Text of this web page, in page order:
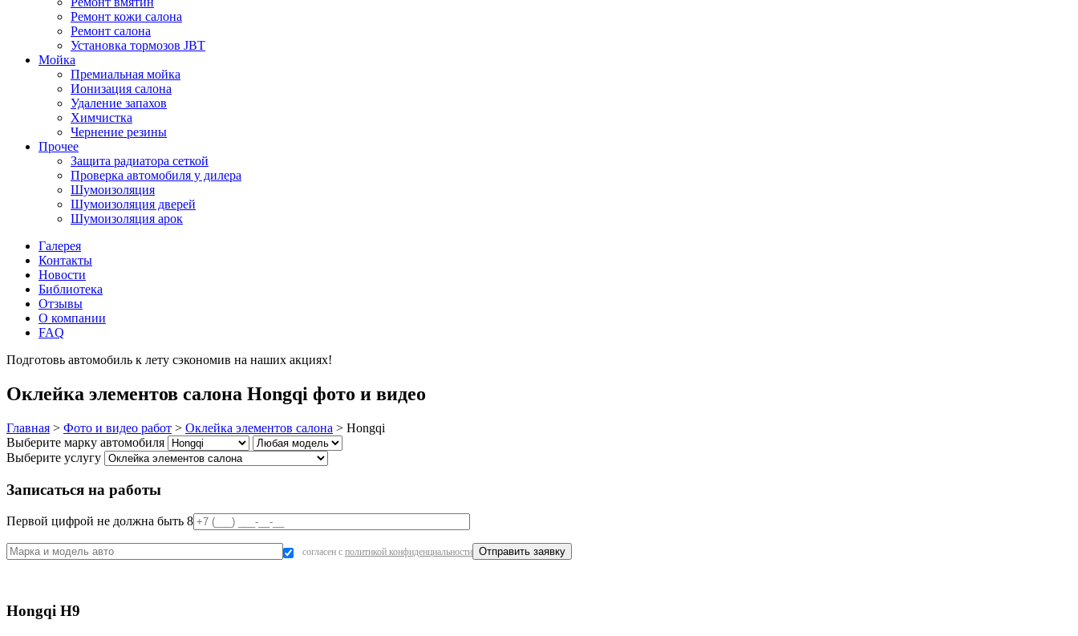
Ремонт кожи салона
Ремонт салона
Установка тормозов JBT
Мойка
Премиальная мойка
Ионизация салона
Удаление запахов
Химчистка
Чернение резины
Прочее
Защита радиатора сеткой
Проверка автомобиля у дилера
Шумоизоляция
Шумоизоляция дверей
Шумоизоляция арок
Галерея
Контакты
Новости
Библиотека
Отзывы
О компании
FAQ
Подготовь автомобиль к лету сэкономив на наших акциях!
Оклейка элементов салона Hongqi фото и видео
Главная > Фото и видео работ > Оклейка элементов салона > Hongqi
Выберите марку автомобиля
Выберите услугу
Записаться на работы
Первой цифрой не должна быть 8
согласен с политикой конфиденциальности
Hongqi H9